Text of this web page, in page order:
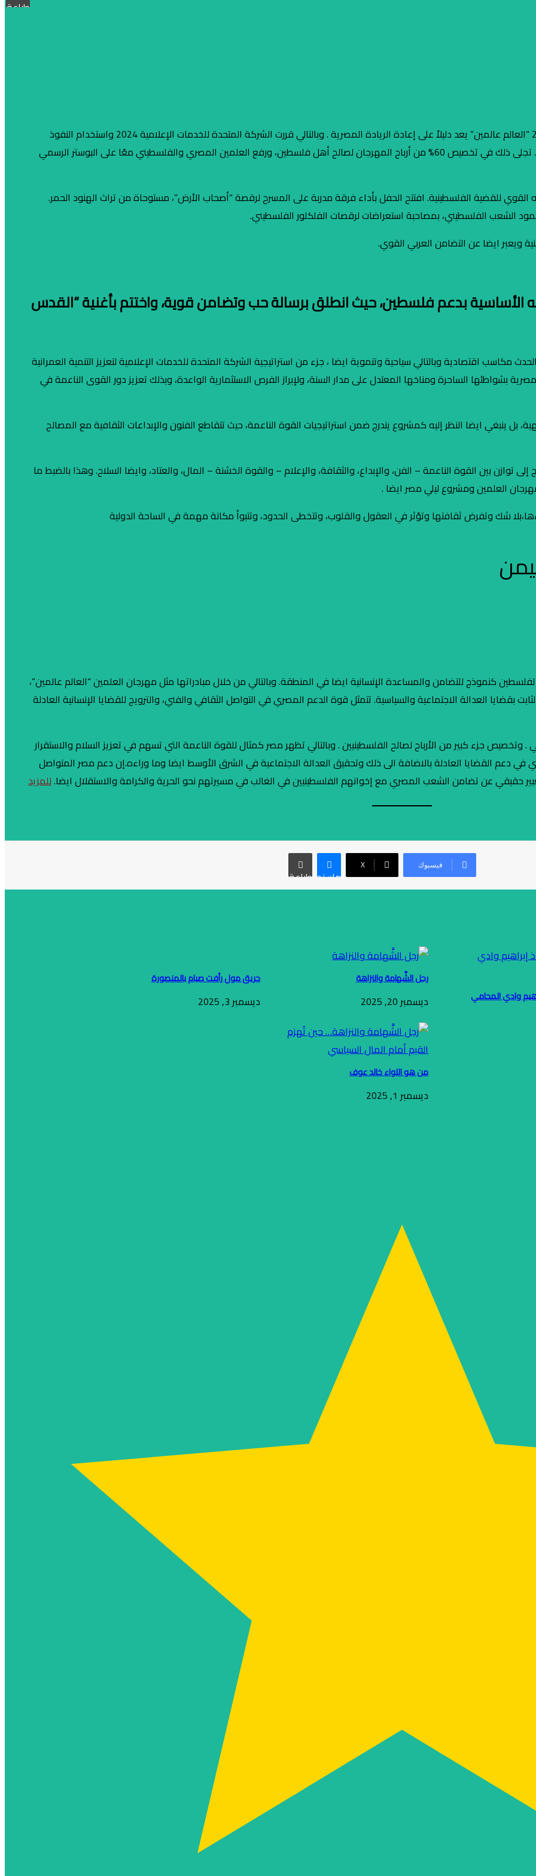
حضور فلسطين بقوة في مهرجان العلمين 2024 “العالم عالمين” يعد دليلاً على إعادة الريادة المصرية . وبالتالي قررت الشركة المتحدة للخدمات الإعلامية 2024 واستخدام النفوذ
المصري لدعم القضية الفلسطينية سياسيًا، إعلاميًا، ماديًا، ومعنويًا. تجلى ذلك في تخصيص 60% من أرباح المهرجان لصالح أهل فلسطين، ورفع العلمين المصري والفلسطيني معًا على البوستر الرسمي
للقضية الفلسطينية. افتتح الحفل بأداء فرقة مدربة على المسرح لرقصة “أصحاب الأرض”، مستوحاة من تراث الهنود الحمر.
ويعبر ايضا عن التضامن العربي القوي.
الأساسية بدعم فلسطين، حيث انطلق برسالة حب وتضامن قوية، واختتم بأغنية “القدس
حضور فلسطين بقوة في مهرجان العلمين 2024 يجني الحدث مكاسب اقتصادية وبالتالي سياحية وتنموية ايضا ، جزء من استراتيجية الشركة المتحدة للخدمات الإعلامية لتعزيز التنمية العمرانية
بشواطئها الساحرة ومناخها المعتدل على مدار السنة، ولإبراز الفرص الاستثمارية الواعدة، وبذلك تعزيز دور القوى الناعمة في
بل ينبغي ايضا النظر إليه كمشروع يندرج ضمن استراتيجيات القوة الناعمة، حيث تتقاطع الفنون والإبداعات الثقافية مع المصالح
توازن بين القوة الناعمة – الفن، والإبداع، والثقافة، والإعلام – والقوة الخشنة – المال، والعتاد، وايضا السلاح. وهذا بالضبط ما
العلمين ومشروع ليلي مصر ايضا .
شك وتفرض ثقافتها وتؤثر في العقول والقلوب، وتتخطى الحدود، وتتبوأ مكانة مهمة في الساحة الدولية
كنموذج للتضامن والمساعدة الإنسانية ايضا في المنطقة. وبالتالي من خلال مبادراتها مثل مهرجان العلمين “العالم عالمين”،
بقضايا العدالة الاجتماعية والسياسية. تتمثل قوة الدعم المصري في التواصل الثقافي والفني، والترويج للقضايا الإنسانية العادلة
جزء كبير من الأرباح لصالح الفلسطينيين . وبالتالي تظهر مصر كمثال للقوة الناعمة التي تسهم في تعزيز السلام والاستقرار
دعم القضايا العادلة بالاضافة الى ذلك وتحقيق العدالة الاجتماعية في الشرق الأوسط ايضا وما وراءه.إن دعم مصر المتواصل
حقيقي عن تضامن الشعب المصري مع إخوانهم الفلسطينيين في الغالب في مسيرتهم نحو الحرية والكرامة والاستقلال ايضا.للمزيد
فيسبوك ‫X
ماسنجر طباعة
وادي المحامي
رجل الشَّهامة والنزاهة
ديسمبر 20, 2025
حريق مول رأفت صيام بالمنصورة
ديسمبر 3, 2025
من هو اللواء خالد عوف
ديسمبر 1, 2025
طباعة